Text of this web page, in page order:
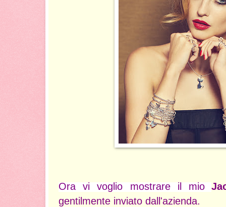
Ora vi voglio mostrare il mio
gentilmente inviato dall'azienda.